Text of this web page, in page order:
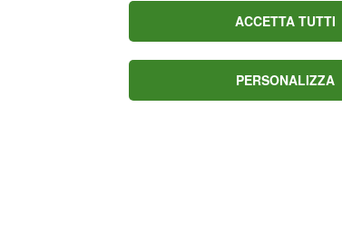
dello 0,1% la propria quota,
ACCETTA TUTTI
PERSONALIZZA